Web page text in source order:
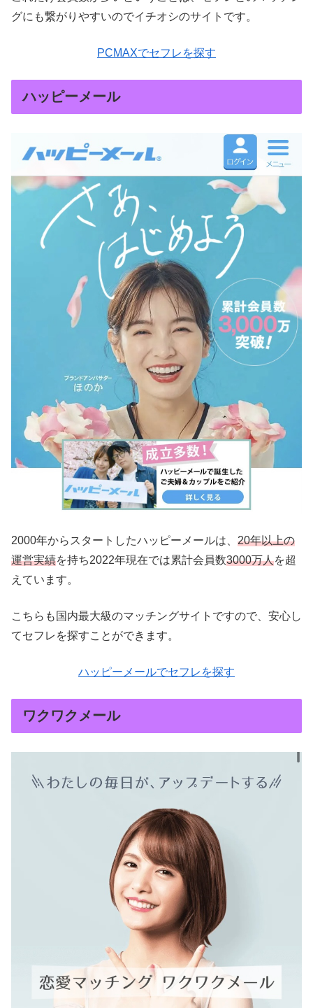
グにも繋がりやすいのでイチオシのサイトです。
PCMAXでセフレを探す
ハッピーメール
2000年からスタートしたハッピーメールは、 20年以上の
運営実績を持ち2022年現在では累計会員数3000万人を超
えています。
こちらも国内最大級のマッチングサイトですので、安心し
てセフレを探すことができます。
ハッピーメールでセフレを探す
ワクワクメール